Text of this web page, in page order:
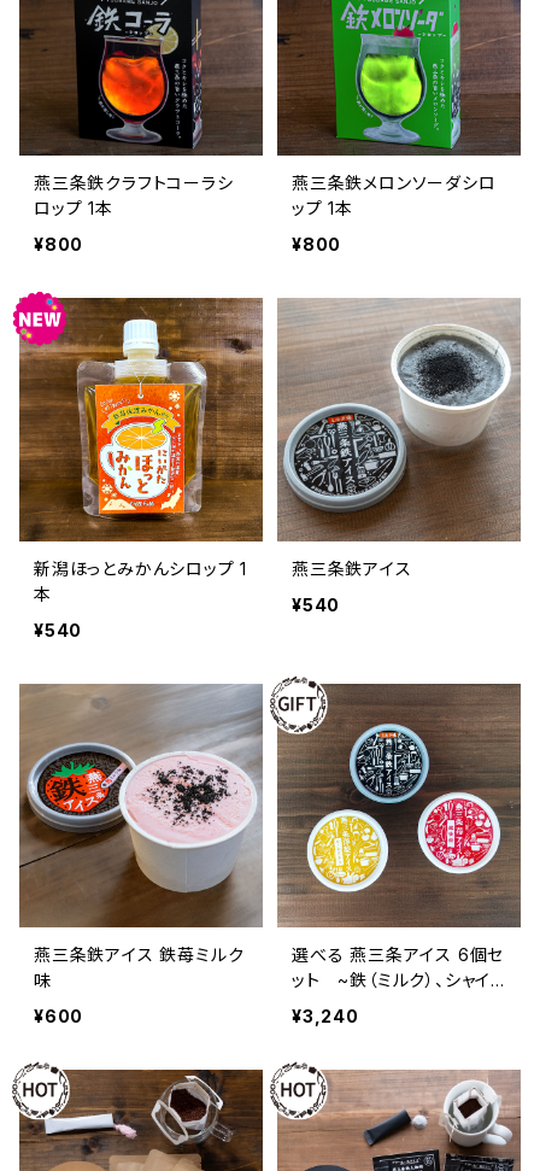
燕三条鉄クラフトコーラシ
ロップ 1本
¥800
燕三条鉄メロンソーダシロ
ップ 1本
¥800
新潟ほっとみかんシロップ 1
本
¥540
燕三条鉄アイス
¥540
燕三条鉄アイス 鉄苺ミルク
味
¥600
選べる 燕三条アイス 6個セ
ット ~鉄（ミルク）、シャイン
マスカット、ルレクチェ、越後
姫~
¥3,240